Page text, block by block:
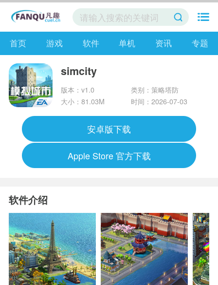
首页 游戏 软件 单机 资讯 专题
simcity
版本：v1.0
类别：策略塔防
大小：81.03M
时间：2026-07-03
安卓版下载
Apple Store 官方下载
软件介绍